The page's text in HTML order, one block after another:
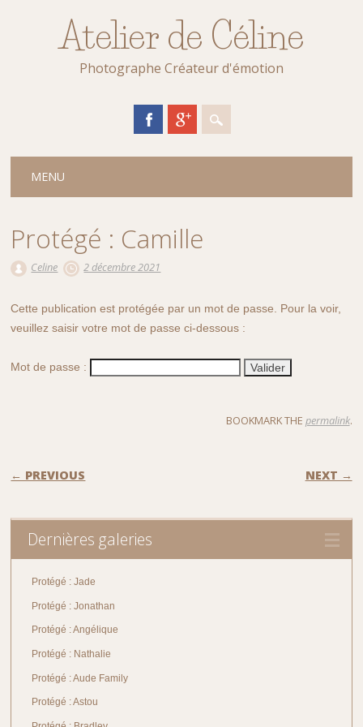
Atelier de Céline
Photographe Créateur d'émotion
Main menu
MENU
Protégé : Camille
Celine 2 décembre 2021
Cette publication est protégée par un mot de passe. Pour la voir,
veuillez saisir votre mot de passe ci-dessous :
Mot de passe :
BOOKMARK THE permalink.
POST NAVIGATION
← PREVIOUS NEXT →
Dernières galeries
Protégé : Jade
Protégé : Jonathan
Protégé : Angélique
Protégé : Nathalie
Protégé : Aude Family
Protégé : Astou